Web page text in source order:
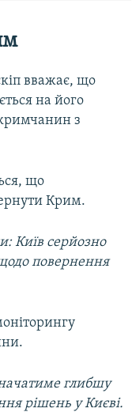
вважає, що
на його
кримчанин з
що
Крим.
Київ серйозно
повернення
глибшу
рішень у Києві.